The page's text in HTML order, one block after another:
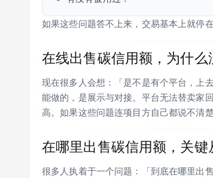
如果这些问题答不上来，交易基本上就停在
在线出售碳信用额，为什么
现在很多人会想：「是不是有个平台，上
能做的，是展示与对接。平台无法替卖家
高。如果这些问题连项目方自己都说不清
在哪里出售碳信用额，关键
很多人执着于一个问题：「到底在哪里出